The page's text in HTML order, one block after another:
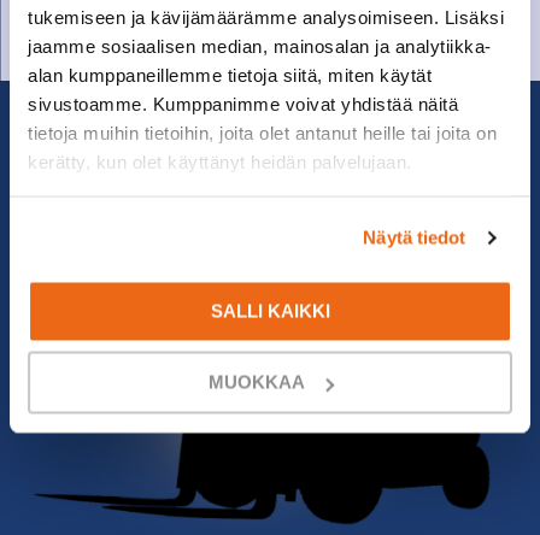
tukemiseen ja kävijämäärämme analysoimiseen. Lisäksi
jaamme sosiaalisen median, mainosalan ja analytiikka-
alan kumppaneillemme tietoja siitä, miten käytät
sivustoamme. Kumppanimme voivat yhdistää näitä
tietoja muihin tietoihin, joita olet antanut heille tai joita on
kerätty, kun olet käyttänyt heidän palvelujaan.
Näytä tiedot
SALLI KAIKKI
MUOKKAA
varaosat@suomenkonetalo.fi